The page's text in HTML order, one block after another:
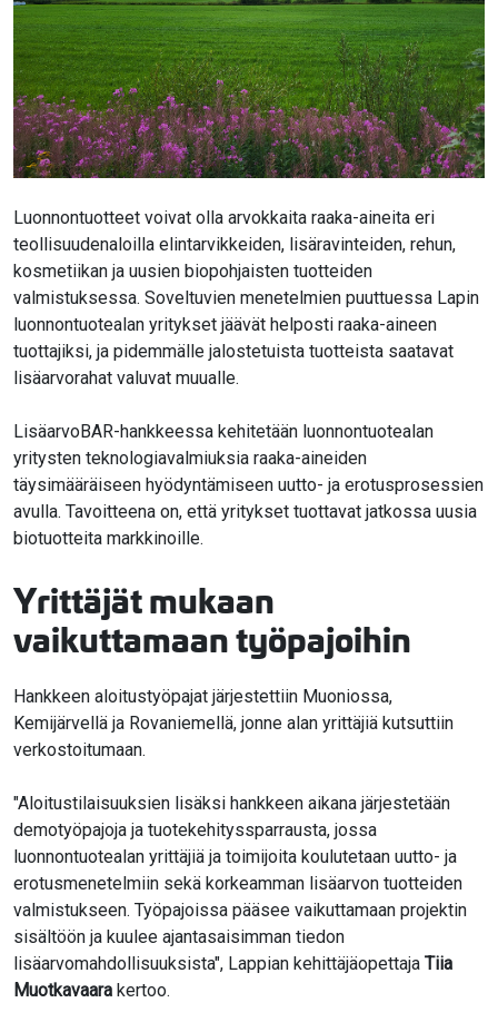
Luonnontuotteet voivat olla arvokkaita raaka-aineita eri
teollisuudenaloilla elintarvikkeiden, lisäravinteiden, rehun,
kosmetiikan ja uusien biopohjaisten tuotteiden
valmistuksessa. Soveltuvien menetelmien puuttuessa Lapin
luonnontuotealan yritykset jäävät helposti raaka-aineen
tuottajiksi, ja pidemmälle jalostetuista tuotteista saatavat
lisäarvorahat valuvat muualle.
LisäarvoBAR-hankkeessa kehitetään luonnontuotealan
yritysten teknologiavalmiuksia raaka-aineiden
täysimääräiseen hyödyntämiseen uutto- ja erotusprosessien
avulla. Tavoitteena on, että yritykset tuottavat jatkossa uusia
biotuotteita markkinoille.
Yrittäjät mukaan
vaikuttamaan työpajoihin
Hankkeen aloitustyöpajat järjestettiin Muoniossa,
Kemijärvellä ja Rovaniemellä, jonne alan yrittäjiä kutsuttiin
verkostoitumaan.
"Aloitustilaisuuksien lisäksi hankkeen aikana järjestetään
demotyöpajoja ja tuotekehityssparrausta, jossa
luonnontuotealan yrittäjiä ja toimijoita koulutetaan uutto- ja
erotusmenetelmiin sekä korkeamman lisäarvon tuotteiden
valmistukseen. Työpajoissa pääsee vaikuttamaan projektin
sisältöön ja kuulee ajantasaisimman tiedon
lisäarvomahdollisuuksista", Lappian kehittäjäopettaja Tiia
Muotkavaara kertoo.